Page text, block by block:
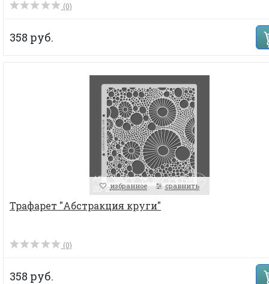
(0)
358 руб.
избранное сравнить
Трафарет "Абстракция круги"
(0)
358 руб.